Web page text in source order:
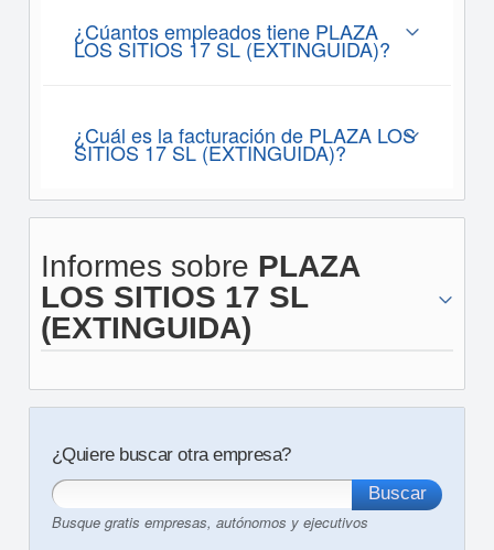
¿Cúantos empleados tiene PLAZA
LOS SITIOS 17 SL (EXTINGUIDA)?
¿Cuál es la facturación de PLAZA LOS
SITIOS 17 SL (EXTINGUIDA)?
Informes sobre PLAZA
LOS SITIOS 17 SL
(EXTINGUIDA)
¿Quiere buscar otra empresa?
Busque gratis empresas, autónomos y ejecutivos